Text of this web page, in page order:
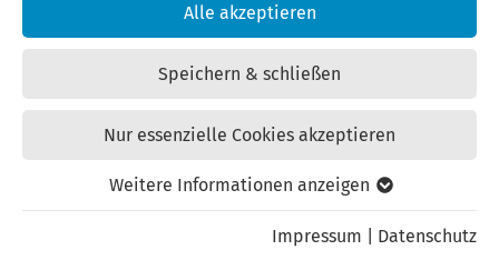
Alle akzeptieren
Speichern & schließen
Nur essenzielle Cookies akzeptieren
Weitere Informationen anzeigen
Impressum Datenschutz
Hannover Messe 2027
Home of Industrial Pioneers
5. - 8. April 2027
Messe Hannover